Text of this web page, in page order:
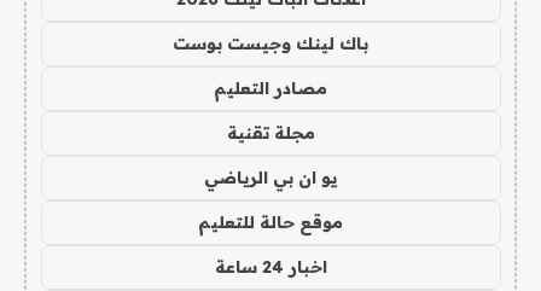
باك لينك وجيست بوست
مصادر التعليم
مجلة تقنية
يو ان بي الرياضي
موقع حالة للتعليم
اخبار 24 ساعة